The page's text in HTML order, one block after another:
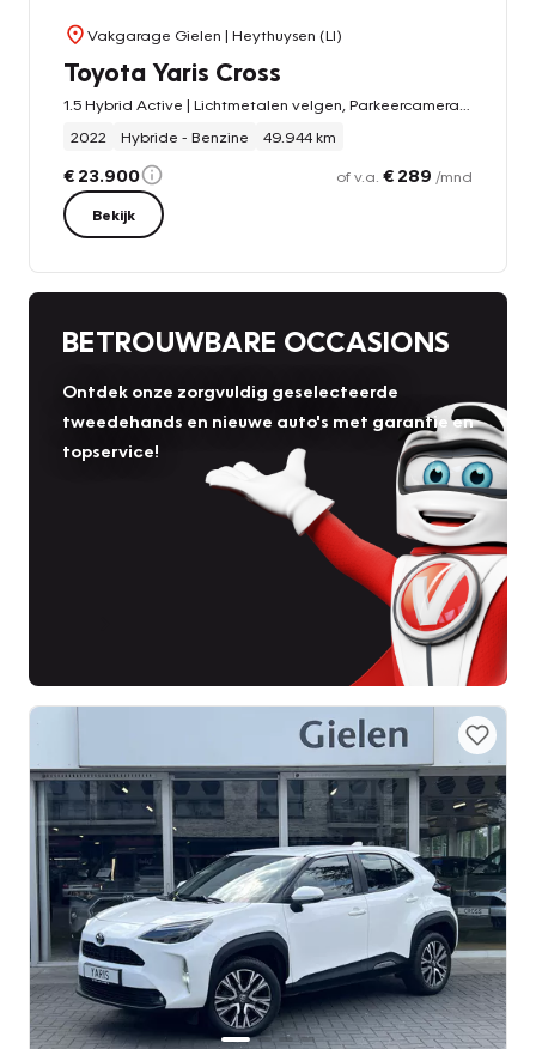
Vakgarage Gielen | Heythuysen (LI)
Toyota Yaris Cross
2022
Hybride - Benzine 49.944 km
€ 23.900 of v.a. € 289 /mnd
Bekijk
BETROUWBARE OCCASIONS
Ontdek onze zorgvuldig geselecteerde
tweedehands en nieuwe auto's met garantie en
topservice!